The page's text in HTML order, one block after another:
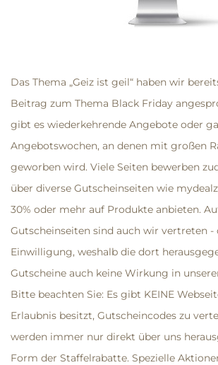
Das Thema „Geiz ist geil“ haben wir
Beitrag zum Thema Black Friday
gibt es wiederkehrende Angebote oder
Angebotswochen, an denen mit großen
geworben wird. Viele Seiten bewerben
über diverse Gutscheinseiten wie
30% oder mehr auf Produkte anbieten.
Gutscheinseiten sind auch wir vertreten -
Einwilligung, weshalb die dort
Gutscheine auch keine Wirkung in
Bitte beachten Sie: Es gibt KEINE
Erlaubnis besitzt, Gutscheincodes zu
werden immer nur direkt über uns
Form der Staffelrabatte. Spezielle